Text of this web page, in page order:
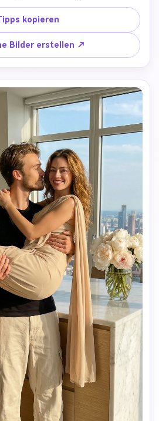
Foto, das unsere Paarmomente
Mit dunklen lockigen Haaren,
Kapuzenpullover und einer
Er umarmte und küsste mich,
ihn. Ich habe mittlere dunkle Haare
anliegendes Hemd und einen
Position ist sehr tief über dem
hellgrünem Gras bedeckt ist.
kopieren
Bilder erstellen ↗